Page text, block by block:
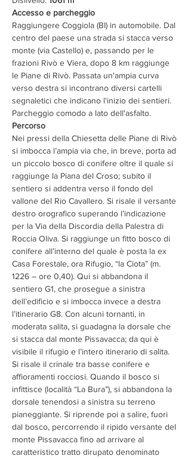
Accesso e parcheggio
Raggiungere Coggiola (BI) in automobile. Dal
centro del paese una strada si stacca verso
monte (via Castello) e, passando per le
frazioni Rivò e Viera, dopo 8 km raggiunge
le Piane di Rivò. Passata un'ampia curva
verso destra si incontrano diversi cartelli
segnaletici che indicano l'inizio dei sentieri.
Parcheggio comodo a lato dell'asfalto.
Percorso
Nei pressi della Chiesetta delle Piane di Rivò
si imbocca l’ampia via che, in breve, porta ad
un piccolo bosco di conifere oltre il quale si
raggiunge la Piana del Croso; subito il
sentiero si addentra verso il fondo del
vallone del Rio Cavallero. Si risale il versante
destro orografico superando l’indicazione
per la Via della Discordia della Palestra di
Roccia Oliva. Si raggiunge un fitto bosco di
conifere all’interno del quale è posta la ex
Casa Forestale, ora Rifugio, “la Ciota” (m.
1226 – ore 0,40). Qui si abbandona il
sentiero G1, che prosegue a sinistra
dell’edificio e si imbocca invece a destra
l’itinerario G8. Con alcuni tornanti, in
moderata salita, si guadagna la dorsale che
si stacca dal monte Pissavacca; da qui è
visibile il rifugio e l’intero itinerario di salita.
Si risale il crinale tra basse conifere e
affioramenti rocciosi. Quando il bosco si
infittisce (località “La Bura”), si abbandona la
dorsale tenendosi a sinistra su terreno
pianeggiante. Si riprende poi a salire, fuori
dal bosco, percorrendo il ripido versante del
monte Pissavacca fino ad arrivare al
caratteristico tratto dirupato denominato